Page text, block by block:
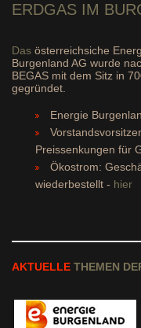
ERDGAS IM
Das österreichsiche
Burgenland AG wurde
BEGAS mit dem Sitz in
gegründet.
Energie
Preissenkungen für
Ökostrom:
wiederbestellt - hier
AKTUELLE THEMEN